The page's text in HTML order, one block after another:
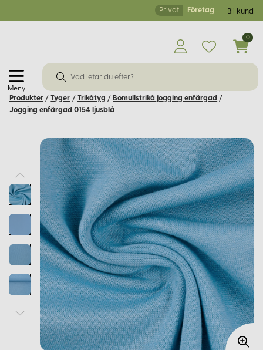
Privat Företag Bli kund
Meny
0
Produkter / Tyger / Trikåtyg / Bomullstrikå jogging enfärgad /
Jogging enfärgad 0154 ljusblå